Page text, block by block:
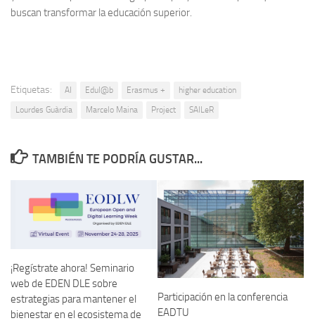
buscan transformar la educación superior.
Etiquetas: AI Edul@b Erasmus +
higher education
Lourdes Guàrdia
Marcelo Maina Project SAILeR
TAMBIÉN TE PODRÍA GUSTAR...
¡Regístrate ahora! Seminario
web de EDEN DLE sobre
estrategias para mantener el
bienestar en el ecosistema de
Participación en la conferencia
EADTU